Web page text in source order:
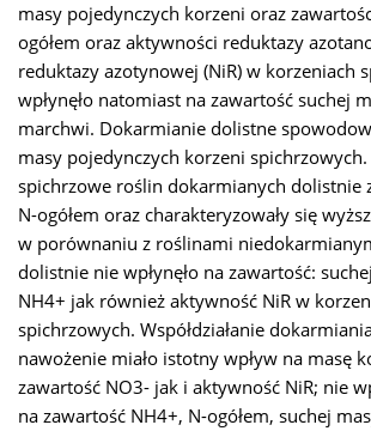
masy pojedynczych korzeni oraz
ogółem oraz aktywności reduktazy
reduktazy azotynowej (NiR) w korzeniach
wpłynęło natomiast na zawartość suchej
marchwi. Dokarmianie dolistne
masy pojedynczych korzeni
spichrzowe roślin dokarmianych dolistnie
N-ogółem oraz charakteryzowały się
w porównaniu z roślinami
dolistnie nie wpłynęło na zawartość:
NH4+ jak również aktywność NiR w
spichrzowych. Współdziałanie
nawożenie miało istotny wpływ na masę
zawartość NO3- jak i aktywność NiR; nie
na zawartość NH4+, N-ogółem, suchej